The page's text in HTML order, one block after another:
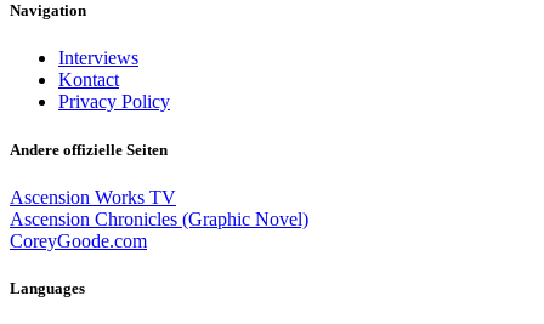
Navigation
Interviews
Kontact
Privacy Policy
Andere offizielle Seiten
Ascension Works TV
Ascension Chronicles (Graphic Novel)
CoreyGoode.com
Languages